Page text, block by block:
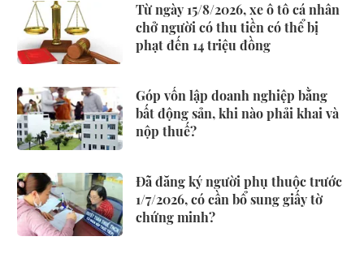
Từ ngày 15/8/2026, xe ô tô cá nhân
chở người có thu tiền có thể bị
phạt đến 14 triệu đồng
Góp vốn lập doanh nghiệp bằng
bất động sản, khi nào phải khai và
nộp thuế?
Đã đăng ký người phụ thuộc trước
1/7/2026, có cần bổ sung giấy tờ
chứng minh?